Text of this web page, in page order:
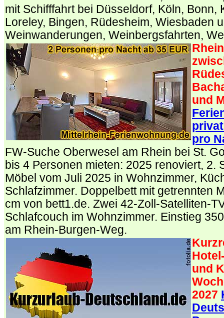
mit Schifffahrt bei Düsseldorf, Köln, Bonn,
Loreley, Bingen, Rüdesheim, Wiesbaden
Weinwanderungen, Weinbergsfahrten,
und
pro
FW-Suche Oberwesel am Rhein bei St.
bis 4 Personen mieten: 2025 renoviert, 2.
Möbel vom Juli 2025 in Wohnzimmer,
Schlafzimmer. Doppelbett mit getrennten
cm von bett1.de. Zwei 42-Zoll-Satelliten-
Schlafcouch im Wohnzimmer. Einstieg
am Rhein-Burgen-Weg.
und
2027